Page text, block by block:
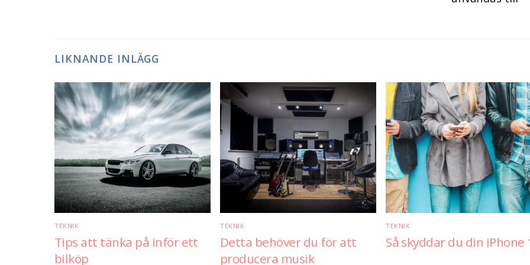
LIKNANDE INLÄGG
TEKNIK
Tips att tänka på inför ett
bilköp
TEKNIK
Detta behöver du för att
producera musik
TEKNIK
Så skyddar du din iPhone